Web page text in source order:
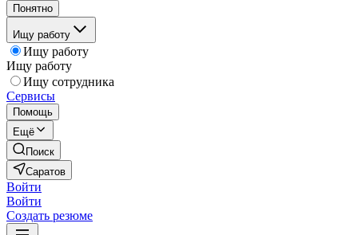
Понятно
Ищу работу
Ищу работу
Ищу работу
Ищу сотрудника
Сервисы
Помощь
Ещё
Поиск
Саратов
Войти
Войти
Создать резюме